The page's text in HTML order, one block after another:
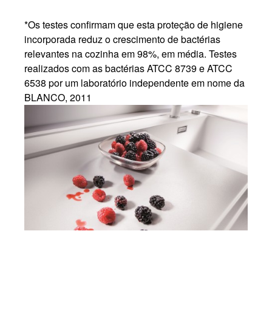
*Os testes confirmam que esta proteção de higiene
incorporada reduz o crescimento de bactérias
relevantes na cozinha em 98%, em média. Testes
realizados com as bactérias ATCC 8739 e ATCC
6538 por um laboratório independente em nome da
BLANCO, 2011